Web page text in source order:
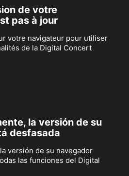
de votre
pas à jour
votre navigateur pour utiliser
de la Digital Concert
la versión de su
desfasada
versión de su navegador
las funciones del Digital